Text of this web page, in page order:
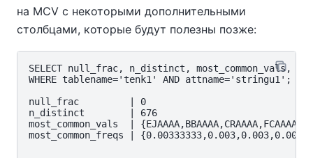
на MCV с некоторыми дополнительными
столбцами, которые будут полезны позже:
SELECT null_frac, n_distinct, most_common_vals,
WHERE tablename='tenk1' AND attname='stringu1';
null_frac         | 0
n_distinct        | 676
most_common_vals  |
most_common_freqs |